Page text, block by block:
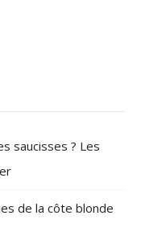
saucisses ? Les
de la côte blonde